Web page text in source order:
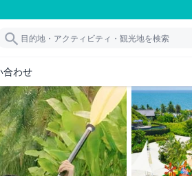
合わせ